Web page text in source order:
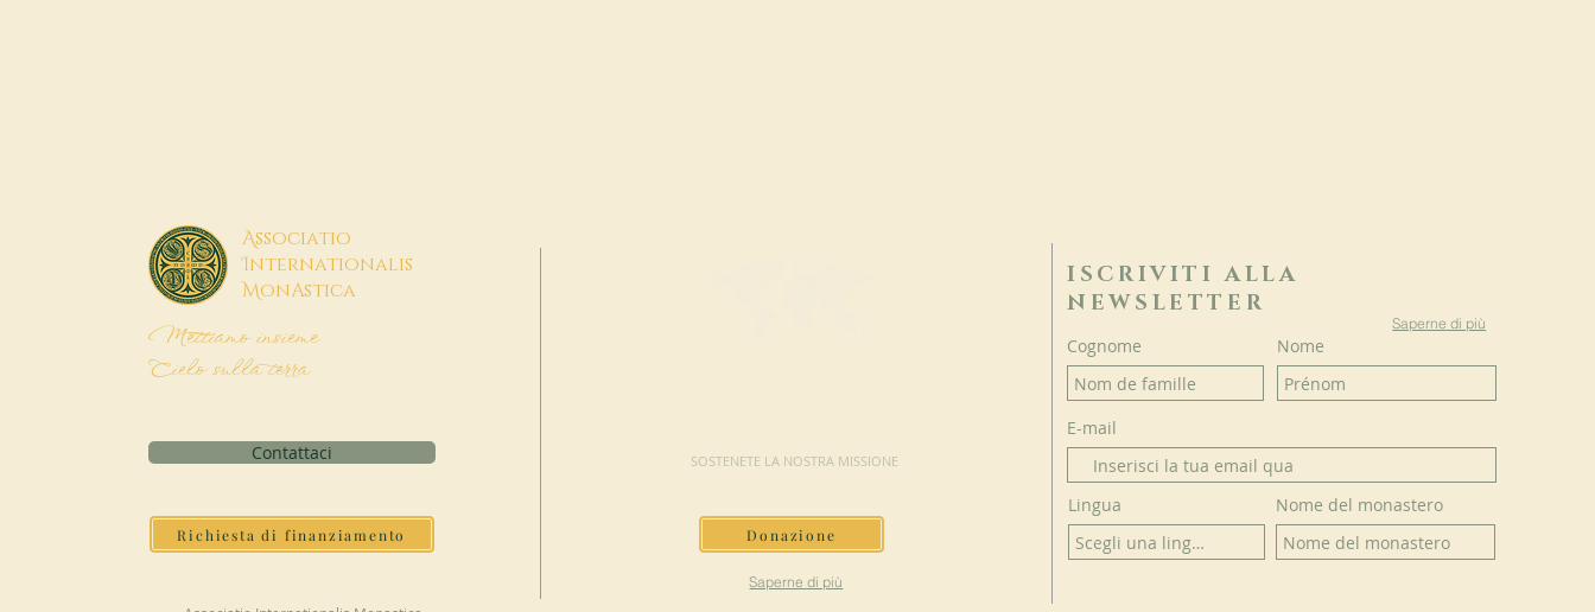
Associatio
Internationalis
MonAstica
Mettiamo insieme
Cielo sulla terra
Contattaci
Richiesta di finanziamento
SOSTENETE LA NOSTRA MISSIONE
Donazione
Saperne di più
ISCRIVITI ALLA
NEWSLETTER
Saperne di più
Cognome Nome
E-mail
Lingua Nome del monastero